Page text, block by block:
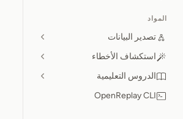
المواد
تصدير البيانات
استكشاف الأخطاء
الدروس التعليمية
OpenReplay CLI